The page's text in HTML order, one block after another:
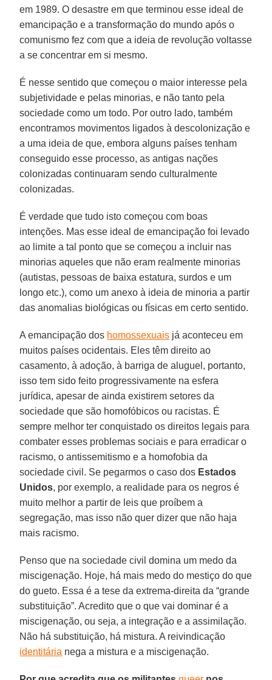
em 1989. O desastre em que terminou esse ideal de
emancipação e a transformação do mundo após o
comunismo fez com que a ideia de revolução voltasse
a se concentrar em si mesmo.
É nesse sentido que começou o maior interesse pela
subjetividade e pelas minorias, e não tanto pela
sociedade como um todo. Por outro lado, também
encontramos movimentos ligados à descolonização e
a uma ideia de que, embora alguns países tenham
conseguido esse processo, as antigas nações
colonizadas continuaram sendo culturalmente
colonizadas.
É verdade que tudo isto começou com boas
intenções. Mas esse ideal de emancipação foi levado
ao limite a tal ponto que se começou a incluir nas
minorias aqueles que não eram realmente minorias
(autistas, pessoas de baixa estatura, surdos e um
longo etc.), como um anexo à ideia de minoria a partir
das anomalias biológicas ou físicas em certo sentido.
A emancipação dos homossexuais já aconteceu em
muitos países ocidentais. Eles têm direito ao
casamento, à adoção, à barriga de aluguel, portanto,
isso tem sido feito progressivamente na esfera
jurídica, apesar de ainda existirem setores da
sociedade que são homofóbicos ou racistas. É
sempre melhor ter conquistado os direitos legais para
combater esses problemas sociais e para erradicar o
racismo, o antissemitismo e a homofobia da
sociedade civil. Se pegarmos o caso dos Estados
Unidos, por exemplo, a realidade para os negros é
muito melhor a partir de leis que proíbem a
segregação, mas isso não quer dizer que não haja
mais racismo.
Penso que na sociedade civil domina um medo da
miscigenação. Hoje, há mais medo do mestiço do que
do gueto. Essa é a tese da extrema-direita da “grande
substituição”. Acredito que o que vai dominar é a
miscigenação, ou seja, a integração e a assimilação.
Não há substituição, há mistura. A reivindicação
identitária nega a mistura e a miscigenação.